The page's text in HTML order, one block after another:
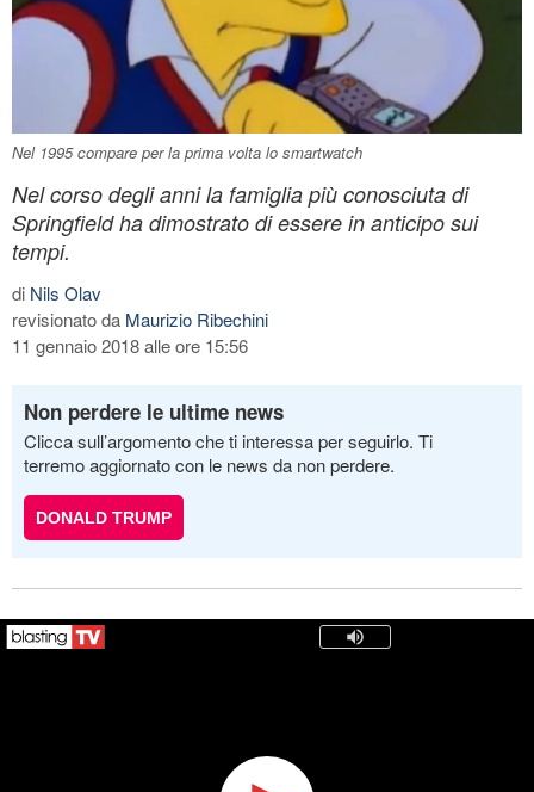
Nel 1995 compare per la prima volta lo smartwatch
Nel corso degli anni la famiglia più conosciuta di
Springfield ha dimostrato di essere in anticipo sui
tempi.
di Nils Olav
revisionato da Maurizio Ribechini
11 gennaio 2018 alle ore 15:56
Non perdere le ultime news
Clicca sull’argomento che ti interessa per seguirlo. Ti
terremo aggiornato con le news da non perdere.
DONALD TRUMP